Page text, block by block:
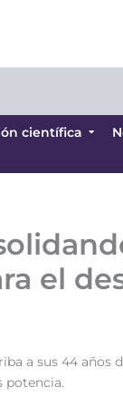
científica
el
a sus 44
potencia.